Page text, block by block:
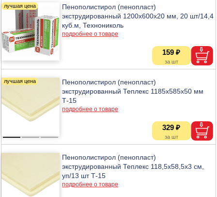
Пенополистирол (пенопласт)
экструдированный 1200х600х20 мм, 20 шт/14,4
куб.м, Технониколь
подробнее о товаре
159 ₽
Пенополистирол (пенопласт)
экструдированный Теплекс 1185х585х50 мм
Т-15
подробнее о товаре
329 ₽
Пенополистирол (пенопласт)
экструдированный Теплекс 118,5х58,5х3 см,
уп/13 шт Т-15
подробнее о товаре